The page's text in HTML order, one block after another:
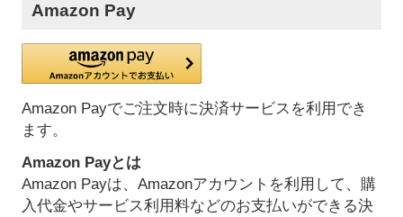
Amazon Pay
Amazon Payでご注文時に決済サービスを利用でき
ます。
Amazon Payとは
Amazon Payは、Amazonアカウントを利用して、購
入代金やサービス利用料などのお支払いができる決